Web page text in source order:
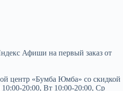
Афиши на первый заказ от
центр «Бумба Юмба» со скидкой
20:00, Вт 10:00-20:00, Ср